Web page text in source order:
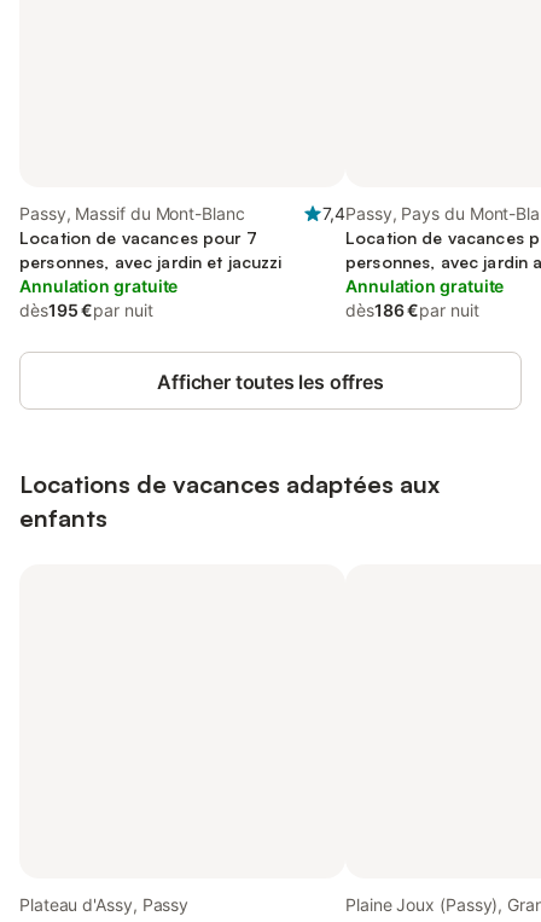
Passy, Massif du Mont-Blanc
7,4
Location de vacances pour 7
personnes, avec jardin et jacuzzi
Annulation gratuite
dès195 €par nuit
Passy, Pays du Mont-
Location de vacances
personnes, avec jardin
et terrasse
Annulation gratuite
dès186 €par nuit
Afficher toutes les offres
Locations de vacances adaptées aux
enfants
Plateau d'Assy, Passy
Plaine Joux (Passy),